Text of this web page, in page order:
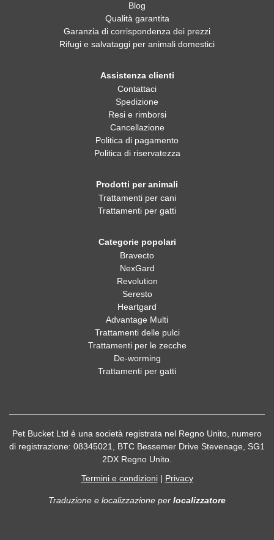
Blog
Qualità garantita
Garanzia di corrispondenza dei prezzi
Rifugi e salvataggi per animali domestici
Assistenza clienti
Contattaci
Spedizione
Resi e rimborsi
Cancellazione
Politica di pagamento
Politica di riservatezza
Prodotti per animali
Trattamenti per cani
Trattamenti per gatti
Categorie popolari
Bravecto
NexGard
Revolution
Seresto
Heartgard
Advantage Multi
Trattamenti delle pulci
Trattamenti per le zecche
De-worming
Trattamenti per gatti
Pet Bucket Ltd è una società registrata nel Regno Unito, numero
di registrazione: 08345021, BTC Bessemer Drive Stevenage, SG1
2DX Regno Unito.
Termini e condizioni| Privacy
Traduzione e localizzazione per localizzatore